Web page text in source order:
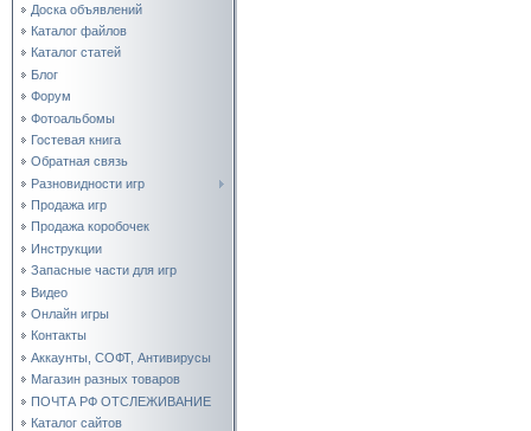
Доска объявлений
Каталог файлов
Каталог статей
Блог
Форум
Фотоальбомы
Гостевая книга
Обратная связь
Разновидности игр
Продажа игр
Продажа коробочек
Инструкции
Запасные части для игр
Видео
Онлайн игры
Контакты
Аккаунты, СОФТ, Антивирусы
Магазин разных товаров
ПОЧТА РФ ОТСЛЕЖИВАНИЕ
Каталог сайтов